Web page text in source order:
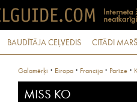
BAUDĪTĀJA CEĻVEDIS CITĀDI
Galamērķi · Eiropa · Francija · Parīze ·
MISS KO